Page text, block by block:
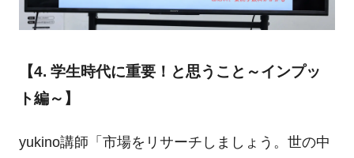
【4. 学生時代に重要！と思うこと～インプッ
ト編～】
yukino講師「市場をリサーチしましょう。世の中